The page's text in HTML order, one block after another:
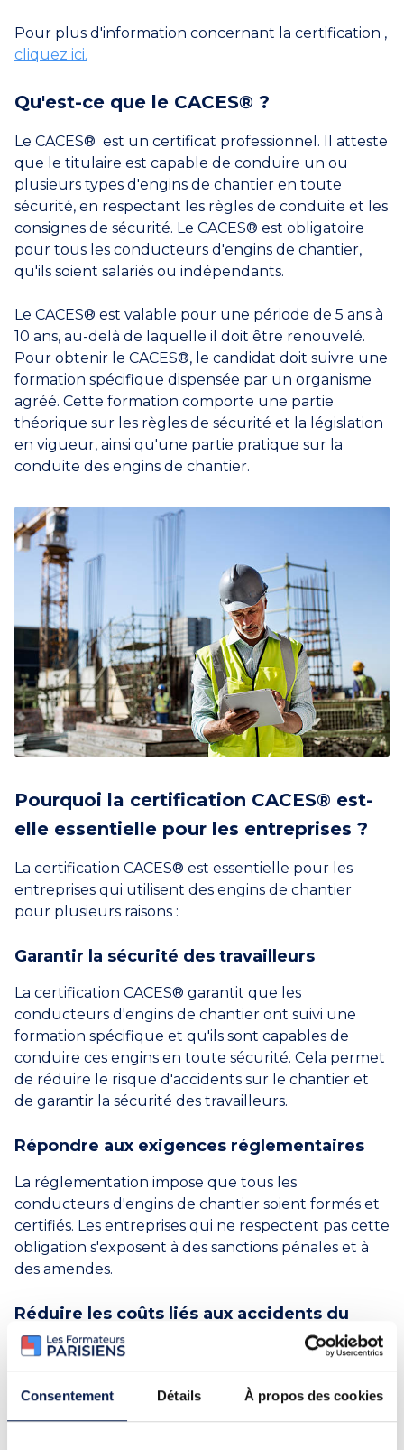
Consentement Détails À propos des cookies
Pour plus d'information concernant la certification ,
cliquez ici.
Qu'est-ce que le CACES® ?
Le CACES® est un certificat professionnel. Il atteste
que le titulaire est capable de conduire un ou
plusieurs types d'engins de chantier en toute
sécurité, en respectant les règles de conduite et les
consignes de sécurité. Le CACES® est obligatoire
pour tous les conducteurs d'engins de chantier,
qu'ils soient salariés ou indépendants.
Le CACES® est valable pour une période de 5 ans à
10 ans, au-delà de laquelle il doit être renouvelé.
Pour obtenir le CACES®, le candidat doit suivre une
formation spécifique dispensée par un organisme
agréé. Cette formation comporte une partie
théorique sur les règles de sécurité et la législation
en vigueur, ainsi qu'une partie pratique sur la
conduite des engins de chantier.
Pourquoi la certification CACES® est-
elle essentielle pour les entreprises ?
La certification CACES® est essentielle pour les
entreprises qui utilisent des engins de chantier
pour plusieurs raisons :
Garantir la sécurité des travailleurs
La certification CACES® garantit que les
conducteurs d'engins de chantier ont suivi une
formation spécifique et qu'ils sont capables de
conduire ces engins en toute sécurité. Cela permet
de réduire le risque d'accidents sur le chantier et
de garantir la sécurité des travailleurs.
Répondre aux exigences réglementaires
La réglementation impose que tous les
conducteurs d'engins de chantier soient formés et
certifiés. Les entreprises qui ne respectent pas cette
obligation s'exposent à des sanctions pénales et à
des amendes.
Réduire les coûts liés aux accidents du
travail
Les accidents du travail causés par une mauvaise
utilisation des engins de chantier peuvent coûter
cher aux entreprises. En formant les conducteurs